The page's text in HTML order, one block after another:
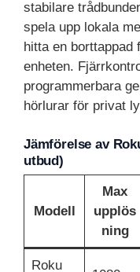
stabilare
spela upp lokala
hitta en borttappad
enheten.
programmerbara
hörlurar för privat
Jämförelse av
utbud)
Modell
Max
upplös
ning
Roku